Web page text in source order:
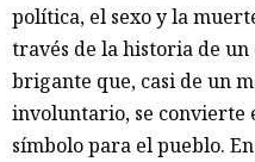
política, el sexo y la
través de la historia de
brigante que, casi de un
involuntario, se convierte
símbolo para el pueblo.